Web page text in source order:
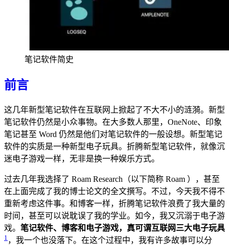
笔记软件简史
前言
这几年新型笔记软件在互联网上掀起了不大不小的涟漪。新型
笔记软件仍然是小众事物。在大多数人那里，OneNote、印象
笔记甚至 Word 仍然是他们对笔记软件的一般设想。新型笔记
软件的实质是一种新型电子玩具。折腾新型笔记软件，就像沉
迷电子游戏一样，无非是换一种娱乐方式。
过去几年我选择了 Roam Research（以下简称 Roam ），甚至
在上面完成了我的博士论文的全文撰写。不过，今天我不得不
重新考虑这件事。和博客一样，折腾笔记软件浪费了我大量的
时间，甚至可以说耽误了我的学业。如今，我又沉溺于电子游
戏。 笔记软件、博客和电子游戏，真可谓互联网三大电子玩具
1 ，我一个也没落下。在这个过程中，我有许多故事可以分